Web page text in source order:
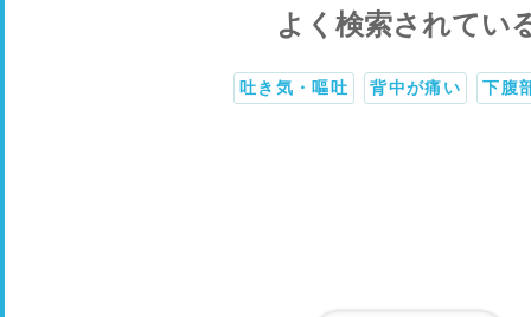
よく検索されてい
吐き気・嘔吐 背中が痛い 下腹